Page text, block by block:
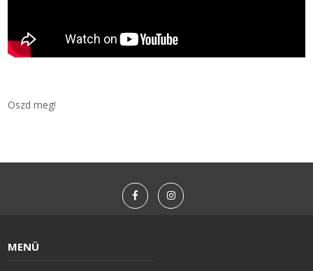
LEÉRTÉKELT-MARADÉK ANYAGOK
Oszd meg!
MENÜ